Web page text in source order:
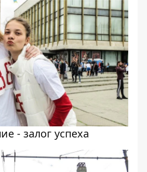
- залог успеха